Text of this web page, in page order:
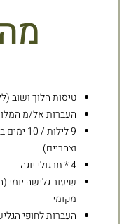
טיסות הלוך ושוב
העברות אל/מ
9
לילות
וצהריים)
4 * תרגולי יוגה
שיעור גלישה יומי
מקומי
העברות לחופי